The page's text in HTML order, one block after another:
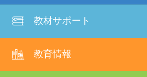
教材サポート
教育情報